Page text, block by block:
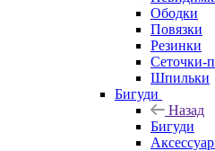
Ободки
Повязки
Резинки
Сеточки-
Шпильки
Бигуди
Назад
Бигуди